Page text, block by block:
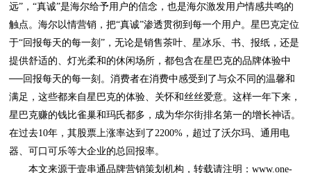
器、可口可乐等大企业的总回报率。